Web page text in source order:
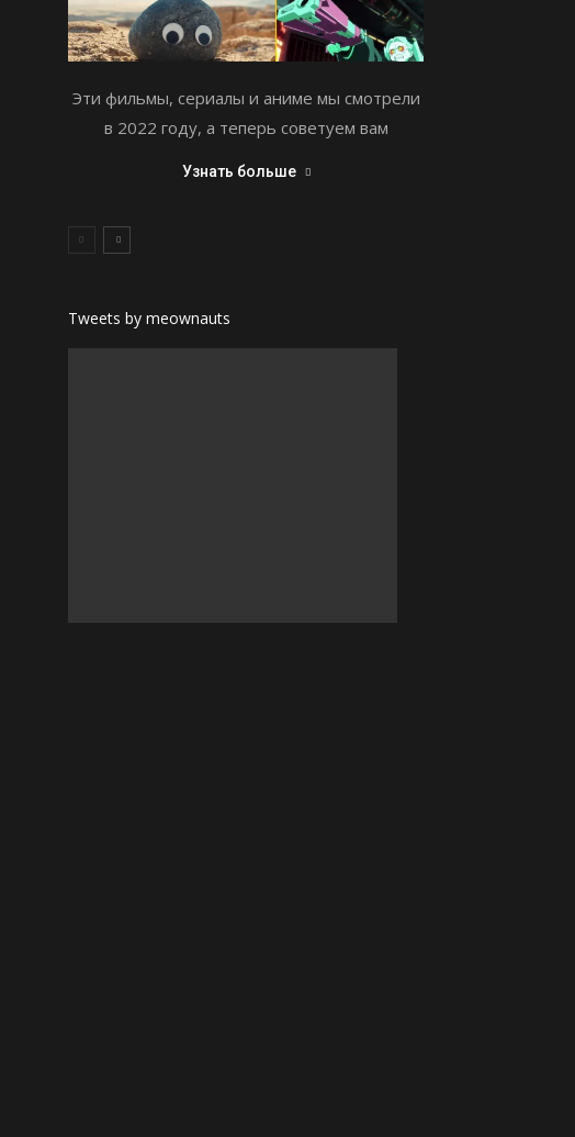
Эти фильмы, сериалы и аниме мы смотрели
в 2022 году, а теперь советуем вам
Узнать больше
Tweets by meownauts